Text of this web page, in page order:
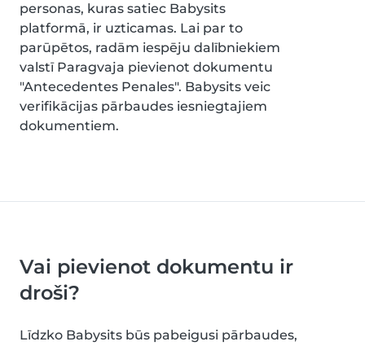
personas, kuras satiec Babysits
platformā, ir uzticamas. Lai par to
parūpētos, radām iespēju dalībniekiem
valstī Paragvaja pievienot dokumentu
"Antecedentes Penales". Babysits veic
verifikācijas pārbaudes iesniegtajiem
dokumentiem.
Vai pievienot dokumentu ir
droši?
Līdzko Babysits būs pabeigusi pārbaudes,